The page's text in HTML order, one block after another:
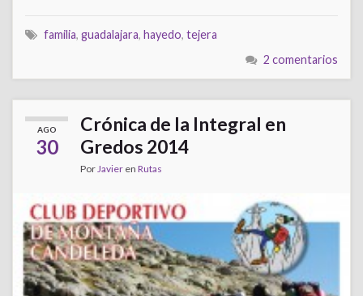
familia, guadalajara, hayedo, tejera
2 comentarios
AGO
30
Crónica de la Integral en
Gredos 2014
PorJavier en Rutas